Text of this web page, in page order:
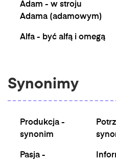
Adam - w stroju
Adama (adamowym)
Alfa - być alfą i omegą
Synonimy
Produkcja -
synonim
Pasja -